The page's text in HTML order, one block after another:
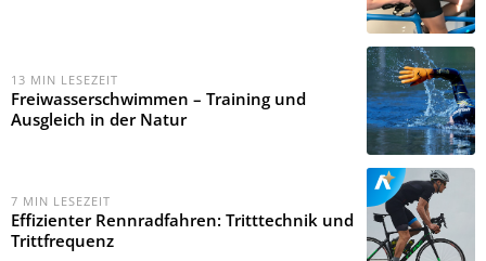
13 MIN LESEZEIT
Freiwasserschwimmen – Training und
Ausgleich in der Natur
7 MIN LESEZEIT
Effizienter Rennradfahren: Tritttechnik und
Trittfrequenz